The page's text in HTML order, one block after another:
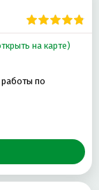
на карте)
работы по